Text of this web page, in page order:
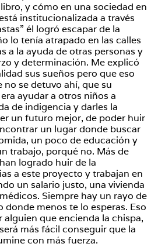
y cómo en una sociedad en
institucionalizada a través
él logró escapar de la
lo tenía atrapado en las calles
a la ayuda de otras personas y
y determinación. Me explicó
sus sueños pero que eso
no se detuvo ahí, que su
ayudar a otros niños a
de indigencia y darles la
un futuro mejor, de poder huir
un lugar donde buscar
un poco de educación y
trabajo, porqué no. Más de
logrado huir de la
a este proyecto y trabajan en
un salario justo, una vivienda
Siempre hay un rayo de
donde menos te lo esperas. Eso
alguien que encienda la chispa,
más fácil conseguir que la
con más fuerza.